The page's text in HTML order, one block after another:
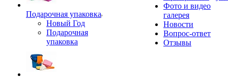
Подарочная упаковка
Новый Год
Подарочная
упаковка
Фото и видео
галерея
Новости
Вопрос-ответ
Отзывы